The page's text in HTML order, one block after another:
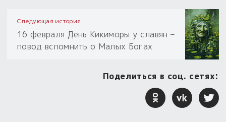
Следующая история
16 февраля День Кикиморы у славян –
повод вспомнить о Малых Богах
Поделиться в соц. сетях: